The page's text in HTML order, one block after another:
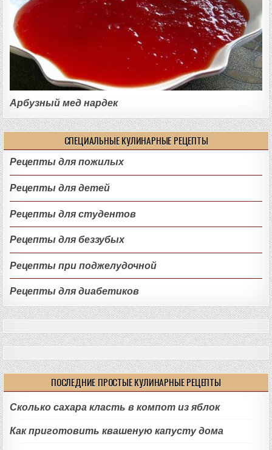
Арбузный мед нардек
СПЕЦИАЛЬНЫЕ КУЛИНАРНЫЕ РЕЦЕПТЫ
Рецепты для пожилых
Рецепты для детей
Рецепты для студентов
Рецепты для беззубых
Рецепты при поджелудочной
Рецепты для диабетиков
ПОСЛЕДНИЕ ПРОСТЫЕ КУЛИНАРНЫЕ РЕЦЕПТЫ
Сколько сахара класть в компот из яблок
Как приготовить квашеную капусту дома